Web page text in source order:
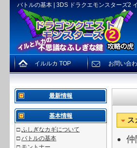
バトルの基本 | 3DS ドラクエモンスターズ2
最新情報
基本情報
□ふしぎなカギについて
□バトルの基本
ス
仲
イルルカ TOP お問い合